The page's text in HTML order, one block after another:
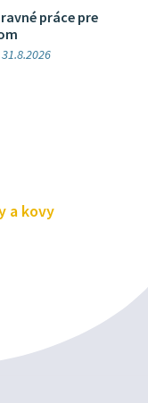
práce pre
31.8.2026
a kovy